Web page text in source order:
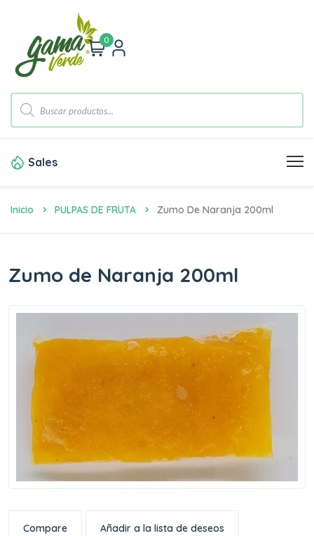
0
Sales
Inicio PULPAS DE FRUTA Zumo De Naranja 200ml
Zumo de Naranja 200ml
Compare Añadir a la lista de deseos